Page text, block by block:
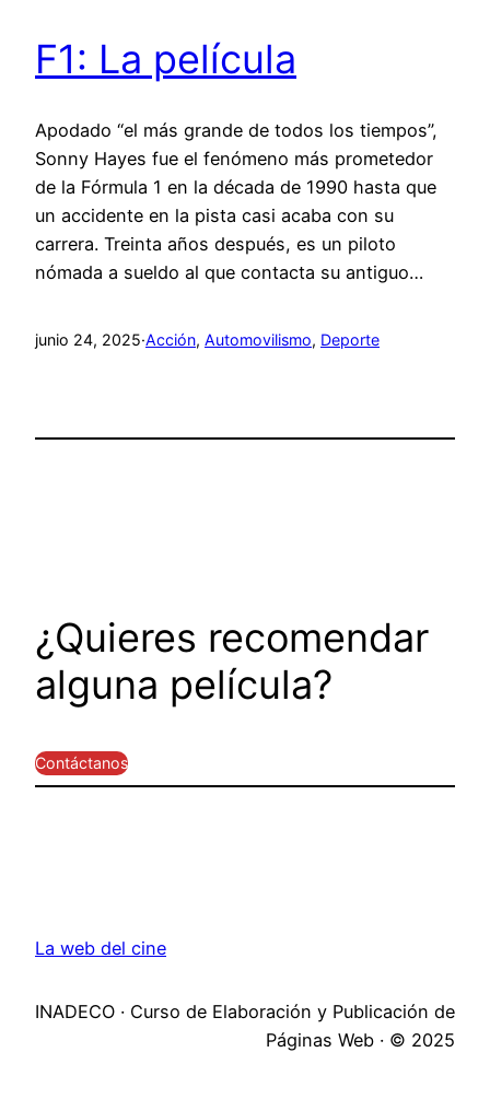
F1: La película
Apodado “el más grande de todos los tiempos”,
Sonny Hayes fue el fenómeno más prometedor
de la Fórmula 1 en la década de 1990 hasta que
un accidente en la pista casi acaba con su
carrera. Treinta años después, es un piloto
nómada a sueldo al que contacta su antiguo…
junio 24, 2025·Acción, Automovilismo, Deporte
¿Quieres recomendar
alguna película?
Contáctanos
La web del cine
INADECO · Curso de Elaboración y Publicación de
Páginas Web · © 2025